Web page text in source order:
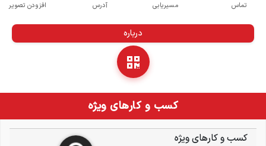
تماس مسیریابی آدرس افزودن تصویر
درباره
کسب و کارهای ویژه
کسب و کارهای ویژه